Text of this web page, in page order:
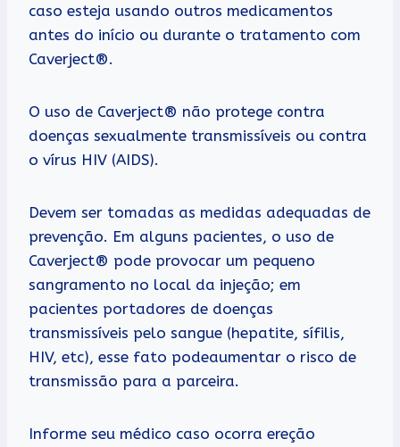
caso esteja usando outros medicamentos
antes do início ou durante o tratamento com
Caverject®.
O uso de Caverject® não protege contra
doenças sexualmente transmissíveis ou contra
o vírus HIV (AIDS).
Devem ser tomadas as medidas adequadas de
prevenção. Em alguns pacientes, o uso de
Caverject® pode provocar um pequeno
sangramento no local da injeção; em
pacientes portadores de doenças
transmissíveis pelo sangue (hepatite, sífilis,
HIV, etc), esse fato podeaumentar o risco de
transmissão para a parceira.
Informe seu médico caso ocorra ereção